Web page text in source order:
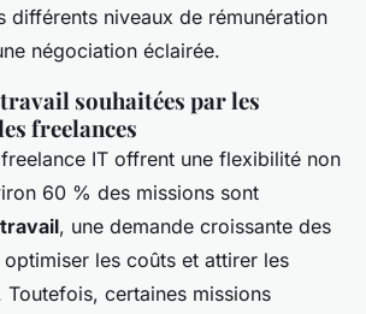
différents niveaux de rémunération
négociation éclairée.
souhaitées par les
freelances
IT offrent une flexibilité non
60 % des missions sont
, une demande croissante des
les coûts et attirer les
Toutefois, certaines missions